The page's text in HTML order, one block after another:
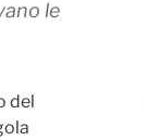
le
del